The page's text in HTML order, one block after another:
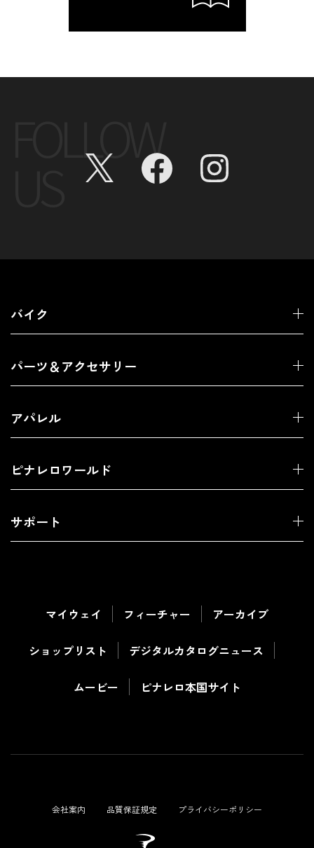
FOLLOW
バイク
パーツ＆アクセサリー
アパレル
ピナレロワールド
サポート
マイウェイ フィーチャー アーカイブ
ショップリスト デジタルカタログニュース
ムービー ピナレロ本国サイト
会社案内 品質保証規定 プライバシーポリシー